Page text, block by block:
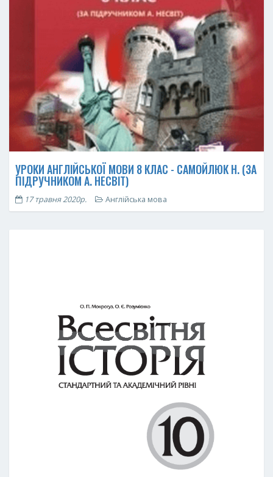
УРОКИ АНГЛІЙСЬКОЇ МОВИ 8 КЛАС - САМОЙЛЮК Н. (ЗА
ПІДРУЧНИКОМ А. НЕСВІТ)
17 травня 2020р. Англійська мова